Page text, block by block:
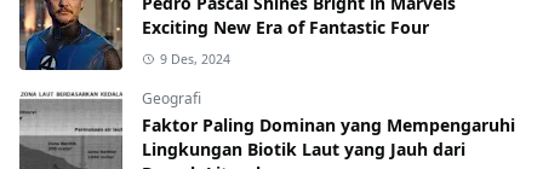
Exciting New Era of Fantastic Four
9 Des, 2024
Geografi
Faktor Paling Dominan yang Mempengaruhi
Lingkungan Biotik Laut yang Jauh dari